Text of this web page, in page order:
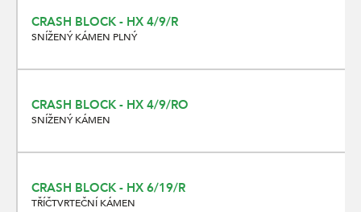
CRASH BLOCK - HX 4/9/R
SNÍŽENÝ KÁMEN PLNÝ
CRASH BLOCK - HX 4/9/RO
SNÍŽENÝ KÁMEN
CRASH BLOCK - HX 6/19/R
TŘÍČTVRTEČNÍ KÁMEN